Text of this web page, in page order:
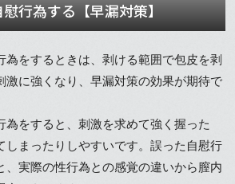
行為する【早漏対策】
為をするときは、剥ける範囲で包皮を剥
激に強くなり、早漏対策の効果が期待で
為をすると、刺激を求めて強く握った
しまったりしやすいです。誤った自慰行
、実際の性行為との感覚の違いから膣内